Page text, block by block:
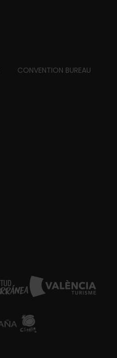
CONVENTION BUREAU